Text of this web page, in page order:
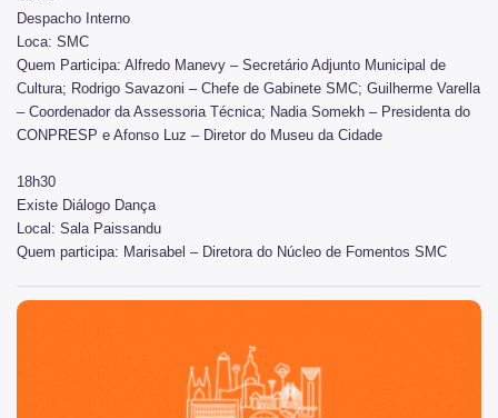
Praças da Cultura
Teatros
Theatro Municipal
Patrimônio Histórico
Conpresp
Despacho Interno
Loca: SMC
Quem Participa: Alfredo Manevy – Secretário Adjunto Municipal de
Cultura; Rodrigo Savazoni – Chefe de Gabinete SMC; Guilherme Varella
– Coordenador da Assessoria Técnica; Nadia Somekh – Presidenta do
CONPRESP e Afonso Luz – Diretor do Museu da Cidade
18h30
Existe Diálogo Dança
Local: Sala Paissandu
Quem participa: Marisabel – Diretora do Núcleo de Fomentos SMC
São Paulo, cidade inteligente, resiliente e sustentável